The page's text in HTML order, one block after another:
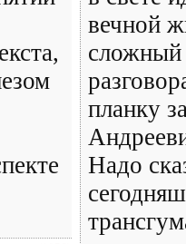
вечной
сложный
планку
Надо